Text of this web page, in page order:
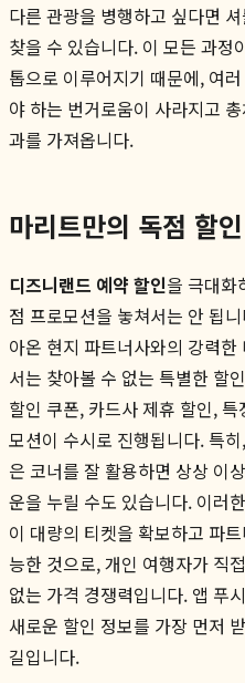
다른 관광을 병행하고 싶다면
찾을 수 있습니다. 이 모든 과정
톱으로 이루어지기 때문에, 여
야 하는 번거로움이 사라지고
과를 가져옵니다.
마리트만의 독점 할
디즈니랜드 예약 할인을 극대화
점 프로모션을 놓쳐서는 안 됩
아온 현지 파트너사와의 강력
서는 찾아볼 수 없는 특별한 할
할인 쿠폰, 카드사 제휴 할인,
모션이 수시로 진행됩니다. 특
은 코너를 잘 활용하면 상상 이
운을 누릴 수도 있습니다. 이러
이 대량의 티켓을 확보하고 파
능한 것으로, 개인 여행자가 직
없는 가격 경쟁력입니다. 앱 푸
새로운 할인 정보를 가장 먼저
길입니다.